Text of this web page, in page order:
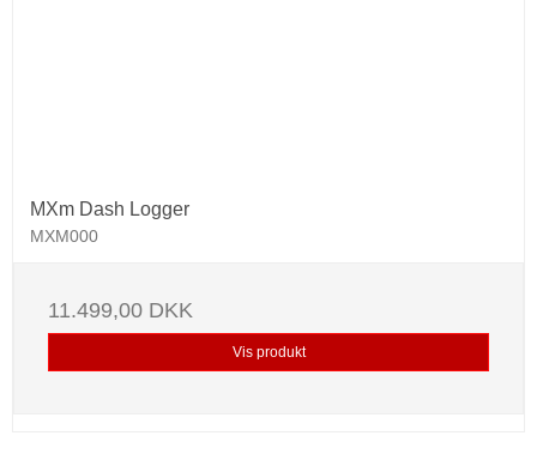
MXm Dash Logger
MXM000
11.499,00 DKK
Vis produkt